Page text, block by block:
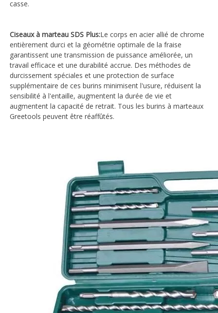
casse.
Ciseaux à marteau SDS Plus:Le corps en acier allié de chrome
entièrement durci et la géométrie optimale de la fraise
garantissent une transmission de puissance améliorée, un
travail efficace et une durabilité accrue. Des méthodes de
durcissement spéciales et une protection de surface
supplémentaire de ces burins minimisent l'usure, réduisent la
sensibilité à l'entaille, augmentent la durée de vie et
augmentent la capacité de retrait. Tous les burins à marteaux
Greetools peuvent être réaffûtés.